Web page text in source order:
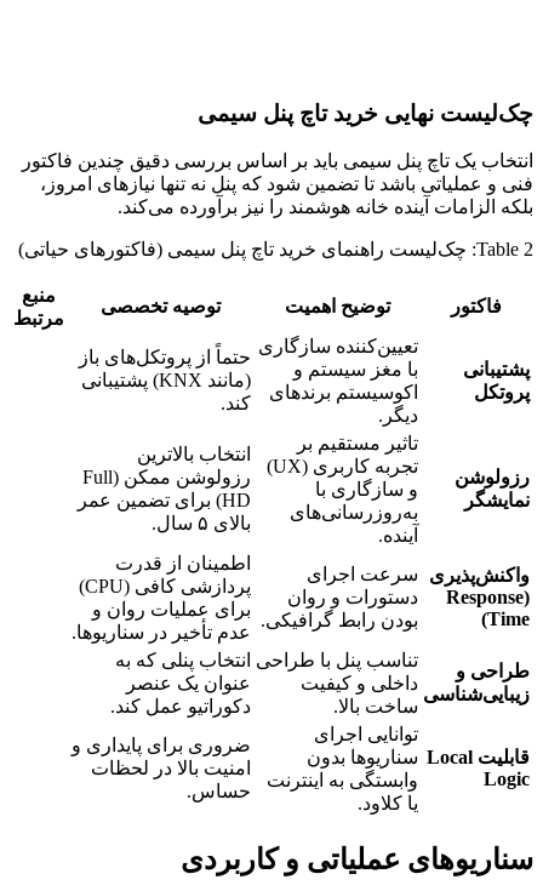
چک‌لیست نهایی خرید تاچ پنل سیمی
انتخاب یک تاچ پنل سیمی باید بر اساس بررسی دقیق چندین فاکتور
فنی و عملیاتی باشد تا تضمین شود که پنل نه تنها نیازهای امروز،
بلکه الزامات آینده خانه هوشمند را نیز برآورده می‌کند.
Table 2: چک‌لیست راهنمای خرید تاچ پنل سیمی (فاکتورهای حیاتی)
فاکتور توضیح اهمیت توصیه تخصصی
منبع
مرتبط
پشتیبانی
پروتکل
تعیین‌کننده سازگاری
با مغز سیستم و
اکوسیستم برندهای
دیگر.
حتماً از پروتکل‌های باز
(مانند KNX) پشتیبانی
کند.
رزولوشن
نمایشگر
تاثیر مستقیم بر
تجربه کاربری (UX)
و سازگاری با
به‌روزرسانی‌های
آینده.
انتخاب بالاترین
رزولوشن ممکن (Full
HD) برای تضمین عمر
بالای ۵ سال.
واکنش‌پذیری
(Response
Time)
سرعت اجرای
دستورات و روان
بودن رابط گرافیکی.
اطمینان از قدرت
پردازشی کافی (CPU)
برای عملیات روان و
عدم تأخیر در سناریوها.
طراحی و
زیبایی‌شناسی
تناسب پنل با طراحی
داخلی و کیفیت
ساخت بالا.
انتخاب پنلی که به
عنوان یک عنصر
دکوراتیو عمل کند.
قابلیت Local
Logic
توانایی اجرای
سناریوها بدون
وابستگی به اینترنت
یا کلاود.
ضروری برای پایداری و
امنیت بالا در لحظات
حساس.
سناریوهای عملیاتی و کاربردی